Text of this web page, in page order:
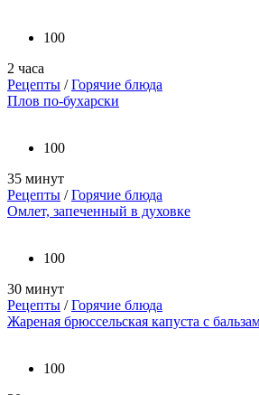
100
2 часа
Рецепты /Горячие блюда
Плов по-бухарски
100
35 минут
Рецепты /Горячие блюда
Омлет, запеченный в духовке
100
30 минут
Рецепты /Горячие блюда
Жареная брюссельская капуста с
100